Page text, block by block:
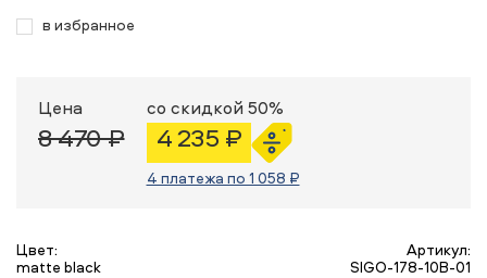
в избранное
Цена
8 470 ₽
со скидкой 50%
4 235 ₽
4 платежа по 1 058 ₽
Цвет:
matte black
Артикул:
SIGO-178-10B-01